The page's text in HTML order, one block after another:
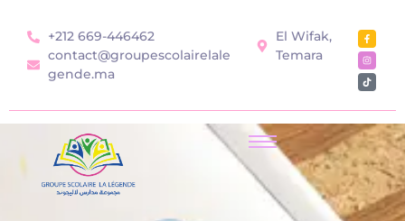
+212 669-446462
contact@groupescolairelale
gende.ma
El Wifak,
Temara